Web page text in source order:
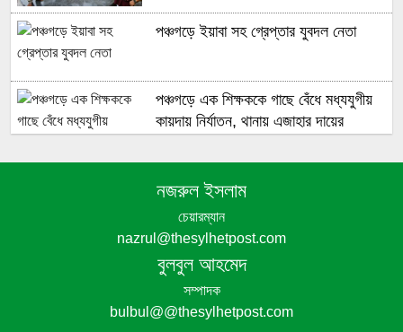
পঞ্চগড়ে ইয়াবা সহ গ্রেপ্তার যুবদল নেতা
পঞ্চগড়ে এক শিক্ষককে গাছে বেঁধে মধ্যযুগীয়
কায়দায় নির্যাতন, থানায় এজাহার দায়ের
শেখ হাসিনার দুঃসাহসিক ডিসেম্বর অভিযাত্রা
সরকার কী তাকে ঠেকাতে পারবে ||
নজরুল ইসলাম
চেয়ারম্যান
nazrul@thesylhetpost.com
বুলবুল আহমেদ
সম্পাদক
bulbul@@thesylhetpost.com